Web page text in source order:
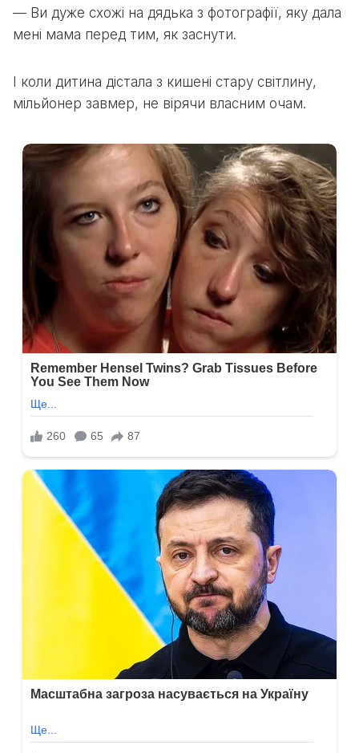
— Ви дуже схожі на дядька з фотографії, яку дала
мені мама перед тим, як заснути.
І коли дитина дістала з кишені стару світлину,
мільйонер завмер, не вірячи власним очам.